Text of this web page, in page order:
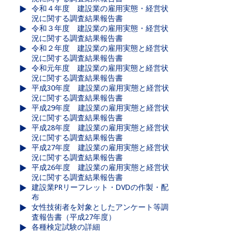
令和４年度 建設業の雇用実態・経営状
況に関する調査結果報告書
令和３年度 建設業の雇用実態・経営状
況に関する調査結果報告書
令和２年度 建設業の雇用実態と経営状
況に関する調査結果報告書
令和元年度 建設業の雇用実態と経営状
況に関する調査結果報告書
平成30年度 建設業の雇用実態と経営状
況に関する調査結果報告書
平成29年度 建設業の雇用実態と経営状
況に関する調査結果報告書
平成28年度 建設業の雇用実態と経営状
況に関する調査結果報告書
平成27年度 建設業の雇用実態と経営状
況に関する調査結果報告書
平成26年度 建設業の雇用実態と経営状
況に関する調査結果報告書
建設業PRリーフレット・DVDの作製・配
布
女性技術者を対象としたアンケート等調
査報告書（平成27年度）
各種検定試験の詳細